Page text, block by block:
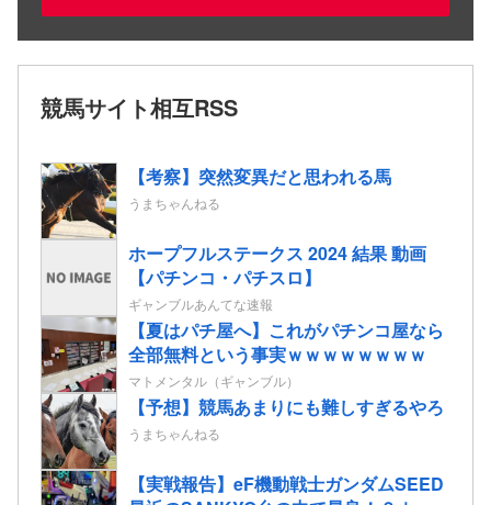
競馬サイト相互RSS
【考察】突然変異だと思われる馬
うまちゃんねる
ホープフルステークス 2024 結果 動画
【パチンコ・パチスロ】
ギャンブルあんてな速報
【夏はパチ屋へ】これがパチンコ屋なら
全部無料という事実ｗｗｗｗｗｗｗｗ
マトメンタル（ギャンブル）
【予想】競馬あまりにも難しすぎるやろ
うまちゃんねる
【実戦報告】eF機動戦士ガンダムSEED